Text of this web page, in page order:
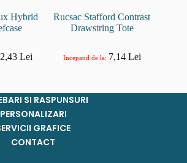
Hybrid
Lei
Rucsac Stafford Contrast
Drawstring Tote
Incepand de la: 7,14 Lei
SI RASPUNSURI
PERSONALIZARI
GRAFICE
CONTACT